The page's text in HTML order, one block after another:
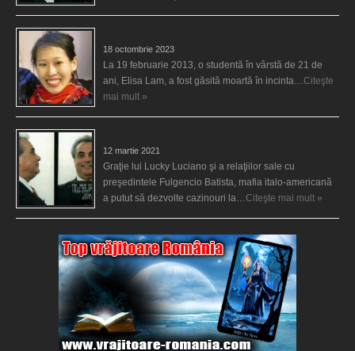
18 octombrie 2023
La 19 februarie 2013, o studentă în vârstă de 21 de
ani, Elisa Lam, a fost găsită moartă în incinta… Citeşte
mai mult »
12 martie 2021
Graţie lui Lucky Luciano şi a relaţiilor sale cu
preşedintele Fulgencio Batista, mafia italo-americană
a putut să dezvolte cazinouri la… Citeşte mai mult »